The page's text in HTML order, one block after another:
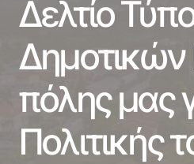
Δελτίο
Δημοτικών
πόλης μας
Πολιτικής